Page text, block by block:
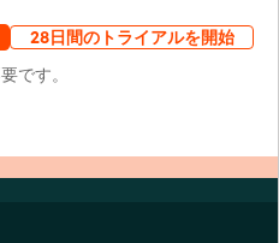
28日間のトライアルを開始
です。